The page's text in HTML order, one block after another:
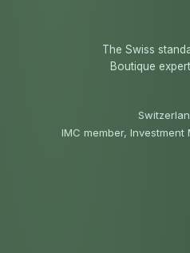
The Swiss
Boutique
IMC member,